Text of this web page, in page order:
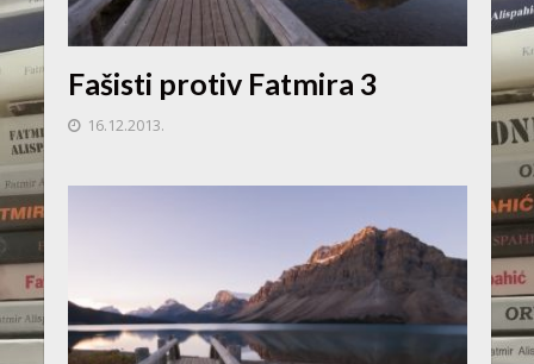
Fašisti protiv Fatmira 3
16.12.2013.